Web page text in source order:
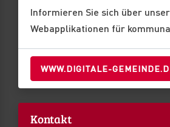
Informieren Sie sich über
Webapplikationen für
WWW.DIGITALE-
Kontakt